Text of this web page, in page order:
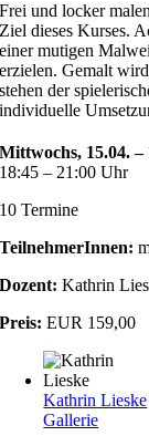
Frei und locker
Ziel dieses Kurses.
einer mutigen
erzielen. Gemalt
stehen der
individuelle
Mittwochs, 15.04. –
18:45 – 21:00 Uhr
10 Termine
TeilnehmerInnen:
Dozent: Kathrin
Preis: EUR 159,00
Kathrin Lieske
Gallerie